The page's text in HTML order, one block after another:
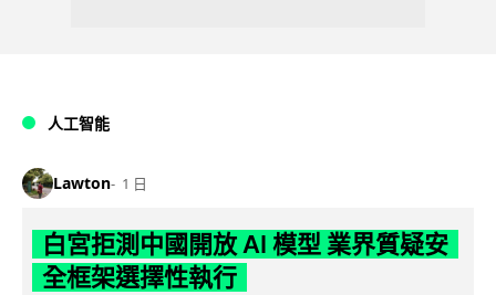
人工智能
Lawton 1 日
白宮拒測中國開放 AI 模型 業界質疑安
全框架選擇性執行